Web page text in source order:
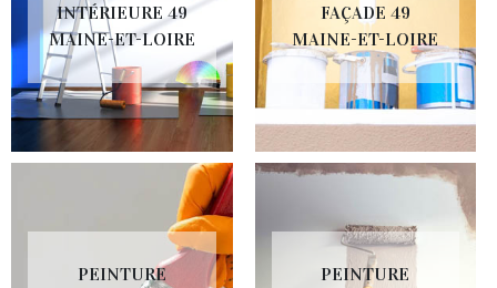
INTÉRIEURE 49
MAINE-ET-LOIRE
FAÇADE 49
MAINE-ET-LOIRE
PEINTURE
PEINTURE